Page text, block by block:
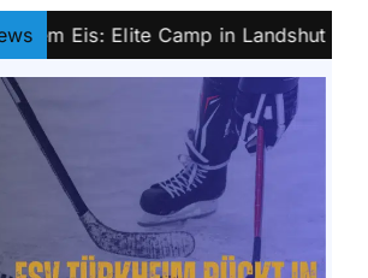
Elite Camp in Landshut || Bereit